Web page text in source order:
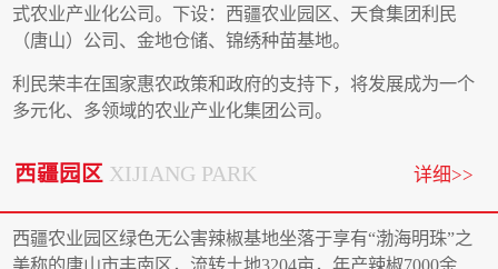
式农业产业化公司。下设：西疆农业园区、天食集团利民
（唐山）公司、金地仓储、锦绣种苗基地。
利民荣丰在国家惠农政策和政府的支持下，将发展成为一个
多元化、多领域的农业产业化集团公司。
详细>>
西疆园区 XIJIANG PARK
西疆农业园区绿色无公害辣椒基地坐落于享有“渤海明珠”之